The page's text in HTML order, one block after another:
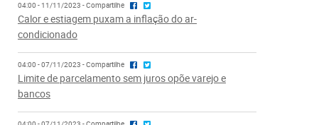
04:00 - 11/11/2023 - Compartilhe
Calor e estiagem puxam a inflação do ar-
condicionado
04:00 - 07/11/2023 - Compartilhe
Limite de parcelamento sem juros opõe varejo e
bancos